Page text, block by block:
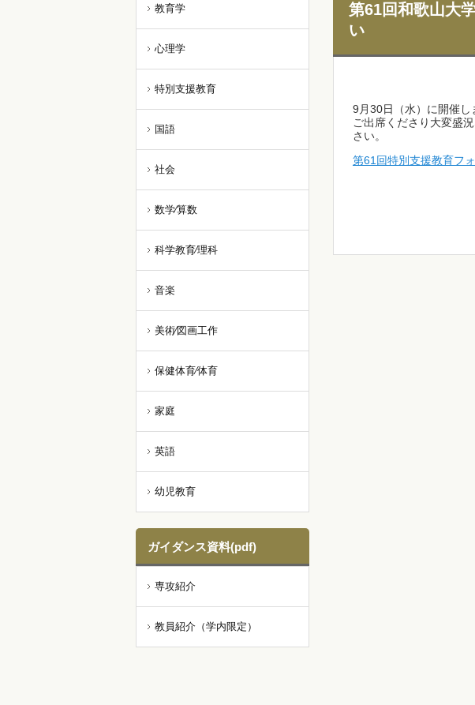
第61回和歌山大
い
9月30日（水）に開催
ご出席くださり大変盛
さい。
第61回特別支援教育フ
教育学
心理学
特別支援教育
国語
社会
数学⁄算数
科学教育⁄理科
音楽
美術⁄図画工作
保健体育⁄体育
家庭
英語
幼児教育
ガイダンス資料(pdf)
専攻紹介
教員紹介（学内限定）